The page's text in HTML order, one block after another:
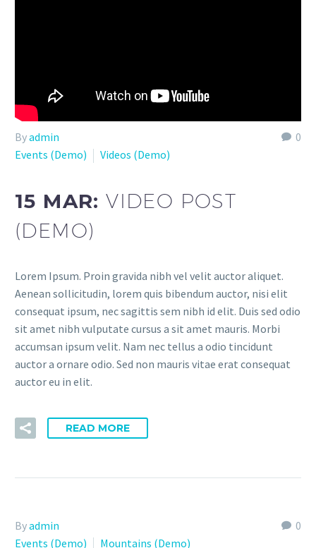
0
Byadmin
Events (Demo)
Videos (Demo)
15 MAR:VIDEO POST
(DEMO)
Lorem Ipsum. Proin gravida nibh vel velit auctor aliquet.
Aenean sollicitudin, lorem quis bibendum auctor, nisi elit
consequat ipsum, nec sagittis sem nibh id elit. Duis sed odio
sit amet nibh vulputate cursus a sit amet mauris. Morbi
accumsan ipsum velit. Nam nec tellus a odio tincidunt
auctor a ornare odio. Sed non mauris vitae erat consequat
auctor eu in elit.
READ MORE
0
Byadmin
Events (Demo)
Mountains (Demo)